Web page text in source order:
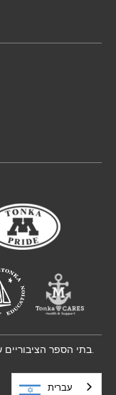
© בתי הספר הציבוריים של מינטונקה. מחוז 276. כל הזכויות שמורות.
עברית